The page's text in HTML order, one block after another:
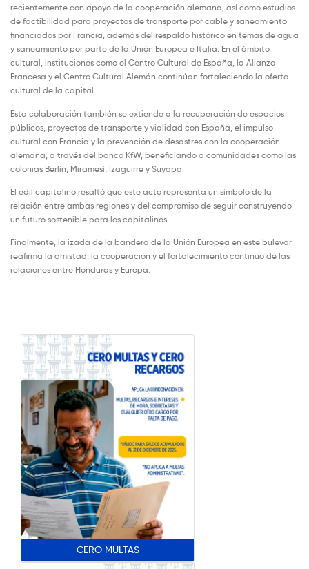
recientemente con apoyo de la cooperación alemana, así como estudios
de factibilidad para proyectos de transporte por cable y saneamiento
financiados por Francia, además del respaldo histórico en temas de agua
y saneamiento por parte de la Unión Europea e Italia. En el ámbito
cultural, instituciones como el Centro Cultural de España, la Alianza
Francesa y el Centro Cultural Alemán continúan fortaleciendo la oferta
cultural de la capital.
Esta colaboración también se extiende a la recuperación de espacios
públicos, proyectos de transporte y vialidad con España, el impulso
cultural con Francia y la prevención de desastres con la cooperación
alemana, a través del banco KfW, beneficiando a comunidades como las
colonias Berlín, Miramesí, Izaguirre y Suyapa.
El edil capitalino resaltó que este acto representa un símbolo de la
relación entre ambas regiones y del compromiso de seguir construyendo
un futuro sostenible para los capitalinos.
Finalmente, la izada de la bandera de la Unión Europea en este bulevar
reafirma la amistad, la cooperación y el fortalecimiento continuo de las
relaciones entre Honduras y Europa.
CERO MULTAS